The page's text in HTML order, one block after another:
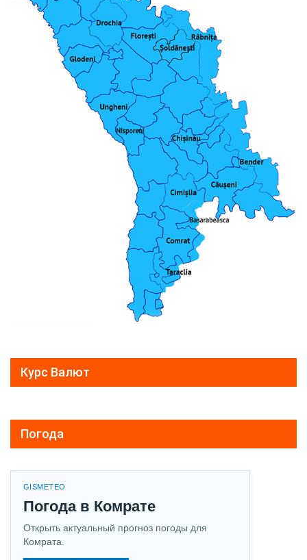
Курс Валют
Погода
GISMETEO
Погода в Комрате
Открыть актуальный прогноз погоды для
Комрата.